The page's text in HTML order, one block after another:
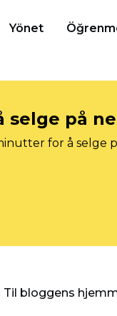
Yönet
selge på
for å selge
Til bloggens